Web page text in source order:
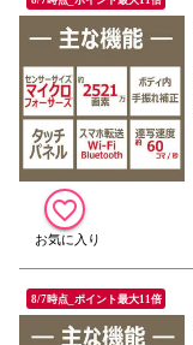
8/7時点_ポイント最大11倍